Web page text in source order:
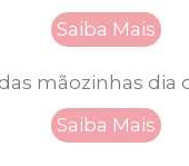
Saiba Mais
mãozinhas dia
Saiba Mais